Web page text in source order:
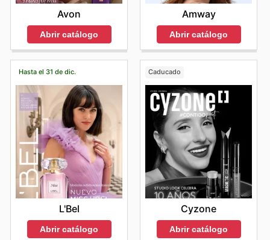
Avon
Abrir catálogo
Amway
Abrir catálogo
Hasta el 31 de dic.
L'Bel
Abrir catálogo
Caducado
Cyzone
Abrir catálogo